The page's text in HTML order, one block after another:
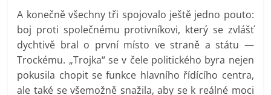
A konečně všechny tři spojovalo ještě jedno pouto:
boj proti společnému protivníkovi, který se zvlášť
dychtivě bral o první místo ve straně a státu —
Trockému. „Trojka“ se v čele politického byra nejen
pokusila chopit se funkce hlavního řídícího centra,
ale také se všemožně snažila, aby se k reálné moci